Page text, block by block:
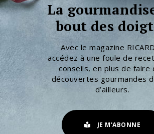
La
bout des
Avec le magazine
accédez à une foule de
conseils, en plus de faire
découvertes gourmandes
d’ailleurs.
JE M'ABONNE